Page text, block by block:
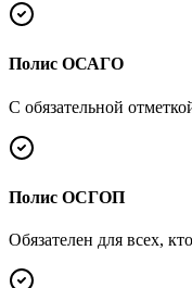
Полис ОСАГО
С обязательной
Полис ОСГОП
Обязателен для всех,